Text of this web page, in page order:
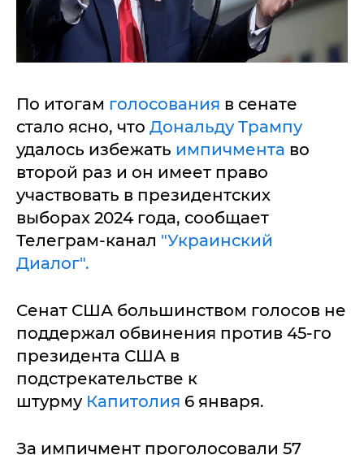
По итогам голосования в сенате
стало ясно, что Дональду Трампу
удалось избежать импичмента во
второй раз и он имеет право
участвовать в президентских
выборах 2024 года, сообщает
Телеграм-канал "Украинский
Диалог".
Сенат США большинством голосов не
поддержал обвинения против 45-го
президента США в
подстрекательстве к
штурму Капитолия 6 января.
За импичмент проголосовали 57